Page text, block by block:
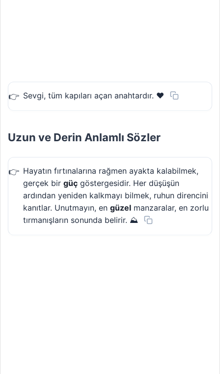
Sevgi, tüm kapıları açan anahtardır. ❤️
Uzun ve Derin Anlamlı Sözler
Hayatın fırtınalarına rağmen ayakta kalabilmek,
gerçek bir güç göstergesidir. Her düşüşün
ardından yeniden kalkmayı bilmek, ruhun direncini
kanıtlar. Unutmayın, en güzel manzaralar, en zorlu
tırmanışların sonunda belirir. ⛰️